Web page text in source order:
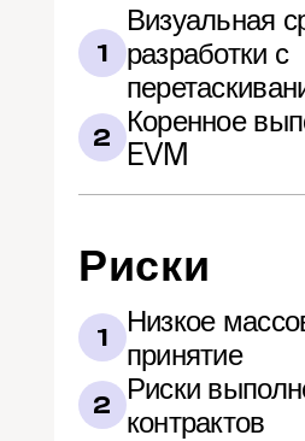
1
Визуальная
разработки с
2
Коренное
EVM
Риски
1
Низкое
принятие
2
Риски
контрактов